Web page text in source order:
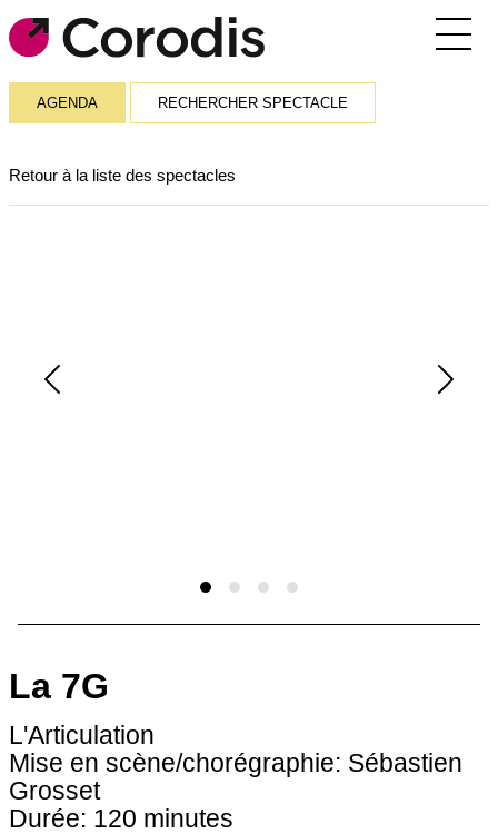
Agenda
AGENDA RECHERCHER SPECTACLE
Retour à la liste des spectacles
Previous Next
La 7G
L'Articulation
Mise en scène/chorégraphie: Sébastien
Grosset
Durée: 120 minutes